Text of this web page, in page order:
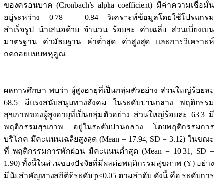
ของครอนบาค (Cronbach’s alpha coefficient) มีค่าความเชื่อมั่น
อยู่ระหว่าง 0.78 – 0.84 วิเคราะห์ข้อมูลโดยใช้โปรแกรม
สำเร็จรูป นำเสนอด้วย จำนวน ร้อยละ ค่าเฉลี่ย ส่วนเบี่ยงเบน
มาตรฐาน ค่ามัธยฐาน ค่าตํ่าสุด ค่าสูงสุด และการวิเคราะห์
ถดถอยแบบพหุคูณ
ผลการศึกษา พบว่า ผู้สูงอายุที่เป็นกลุ่มตัวอย่าง ส่วนใหญ่ร้อยละ
68.5 มีแรงสนับสนุนทางสังคม ในระดับปานกลาง พฤติกรรม
สุขภาพของผู้สูงอายุที่เป็นกลุ่มตัวอย่าง ส่วนใหญ่ร้อยละ 63.3 มี
พฤติกรรมสุขภาพ อยู่ในระดับปานกลาง โดยพฤติกรรมการ
บริโภค มีคะแนนเฉลี่ยสูงสุด (Mean = 17.94, SD = 3.12) ในขณะ
ที่ พฤติกรรมการพักผ่อน มีคะแนนต่ำสุด (Mean = 10.31, SD =
1.90) ทั้งนี้ในส่วนของปัจจัยที่มีผลต่อพฤติกรรมสุขภาพ (Y) อย่าง
มีนัยสำคัญทางสถิติที่ระดับ p<0.05 ตามลำดับ ดังนี้ คือ ระดับการ